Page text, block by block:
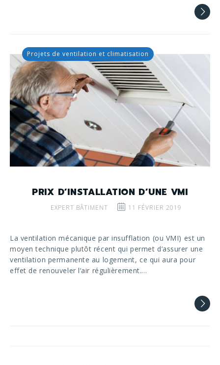
PRIX D’INSTALLATION D’UNE VMI
EXPERT BÂTIMENT 11 FÉVRIER 2019
Projets de ventilation et climatisation
La ventilation mécanique par insufflation (ou VMI) est un
moyen technique plutôt récent qui permet d’assurer une
ventilation permanente au logement, ce qui aura pour
effet de renouveler l’air régulièrement.…